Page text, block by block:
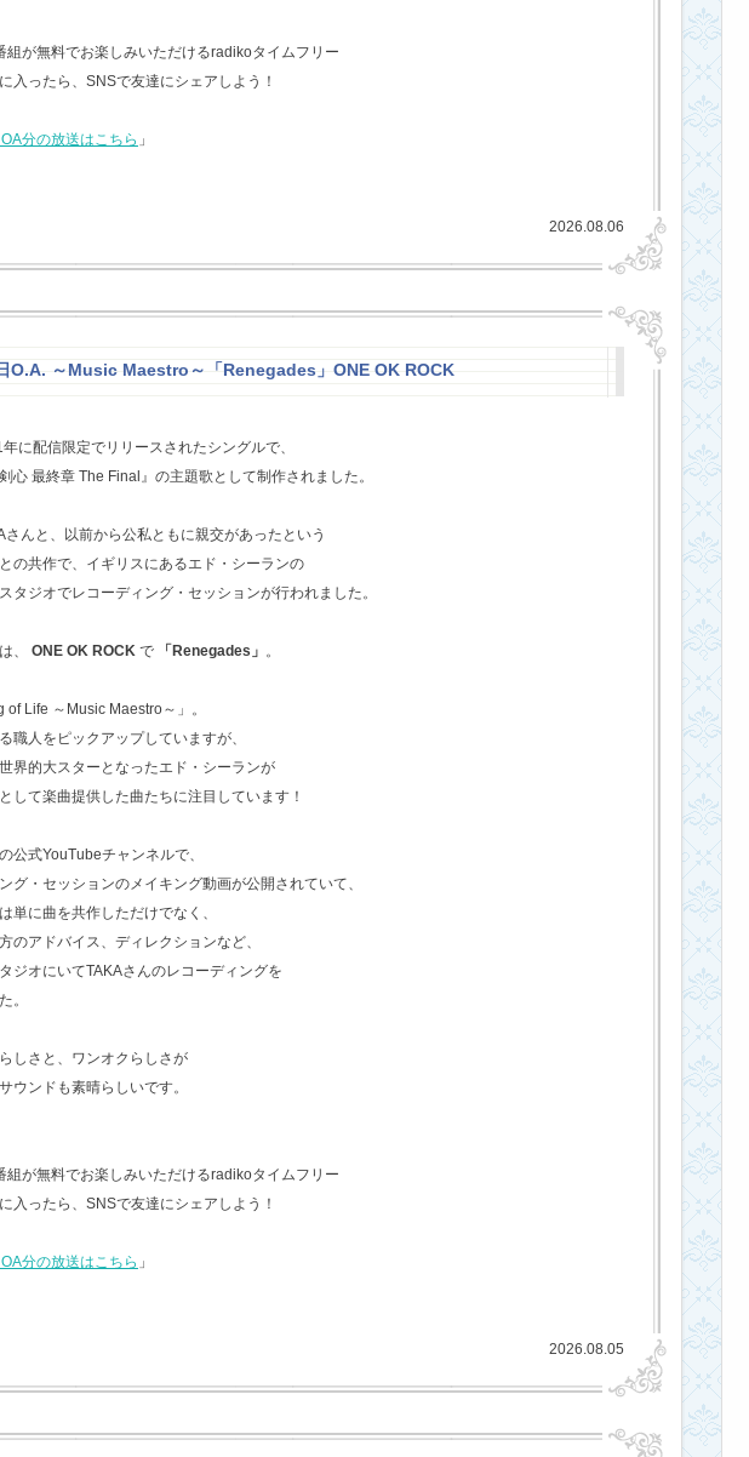
組が無料でお楽しみいただけるradikoタイムフリー
入ったら、SNSで友達にシェアしよう！
分の放送はこちら 」
2026.08.06
O.A. ～Music Maestro～「Renegades」ONE OK ROCK
に配信限定でリリースされたシングルで、
心 最終章 The Final』の主題歌として制作されました。
さんと、以前から公私ともに親交があったという
の共作で、イギリスにあるエド・シーランの
タジオでレコーディング・セッションが行われました。
、 ONE OK ROCK で 「Renegades」 。
of Life ～Music Maestro～」。
職人をピックアップしていますが、
界的大スターとなったエド・シーランが
して楽曲提供した曲たちに注目しています！
公式YouTubeチャンネルで、
グ・セッションのメイキング動画が公開されていて、
単に曲を共作しただけでなく、
のアドバイス、ディレクションなど、
ジオにいてTAKAさんのレコーディングを
。
しさと、ワンオクらしさが
ウンドも素晴らしいです。
組が無料でお楽しみいただけるradikoタイムフリー
入ったら、SNSで友達にシェアしよう！
分の放送はこちら 」
2026.08.05